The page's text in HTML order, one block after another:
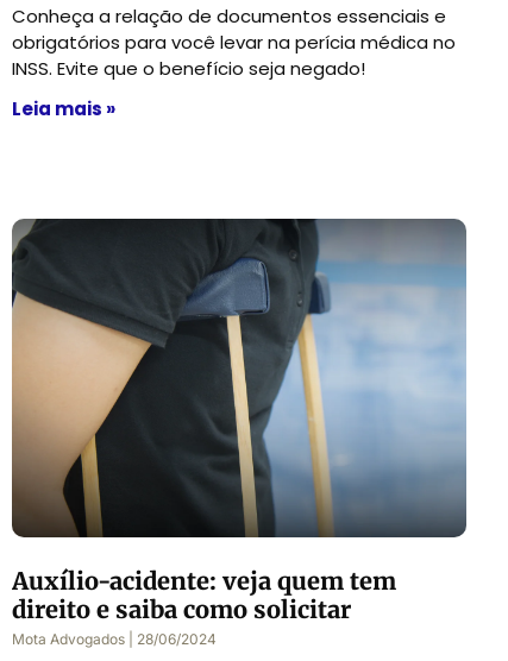
Conheça a relação de documentos essenciais e
obrigatórios para você levar na perícia médica no
INSS. Evite que o benefício seja negado!
Leia mais »
Auxílio-acidente: veja quem tem
direito e saiba como solicitar
Mota Advogados 28/06/2024